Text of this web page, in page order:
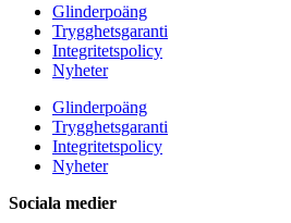
Glinderpoäng
Trygghetsgaranti
Integritetspolicy
Nyheter
Glinderpoäng
Trygghetsgaranti
Integritetspolicy
Nyheter
Sociala medier